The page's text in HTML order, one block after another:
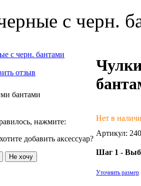
c черн.
отзыв
бантами
нажмите:
добавить аксессуар?
Нет в
Артикул:
Шаг 1 -
Уточнить размер